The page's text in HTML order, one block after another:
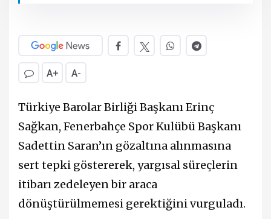
A+ A-
Türkiye Barolar Birliği Başkanı Erinç
Sağkan, Fenerbahçe Spor Kulübü Başkanı
Sadettin Saran’ın gözaltına alınmasına
sert tepki göstererek, yargısal süreçlerin
itibarı zedeleyen bir araca
dönüştürülmemesi gerektiğini vurguladı.